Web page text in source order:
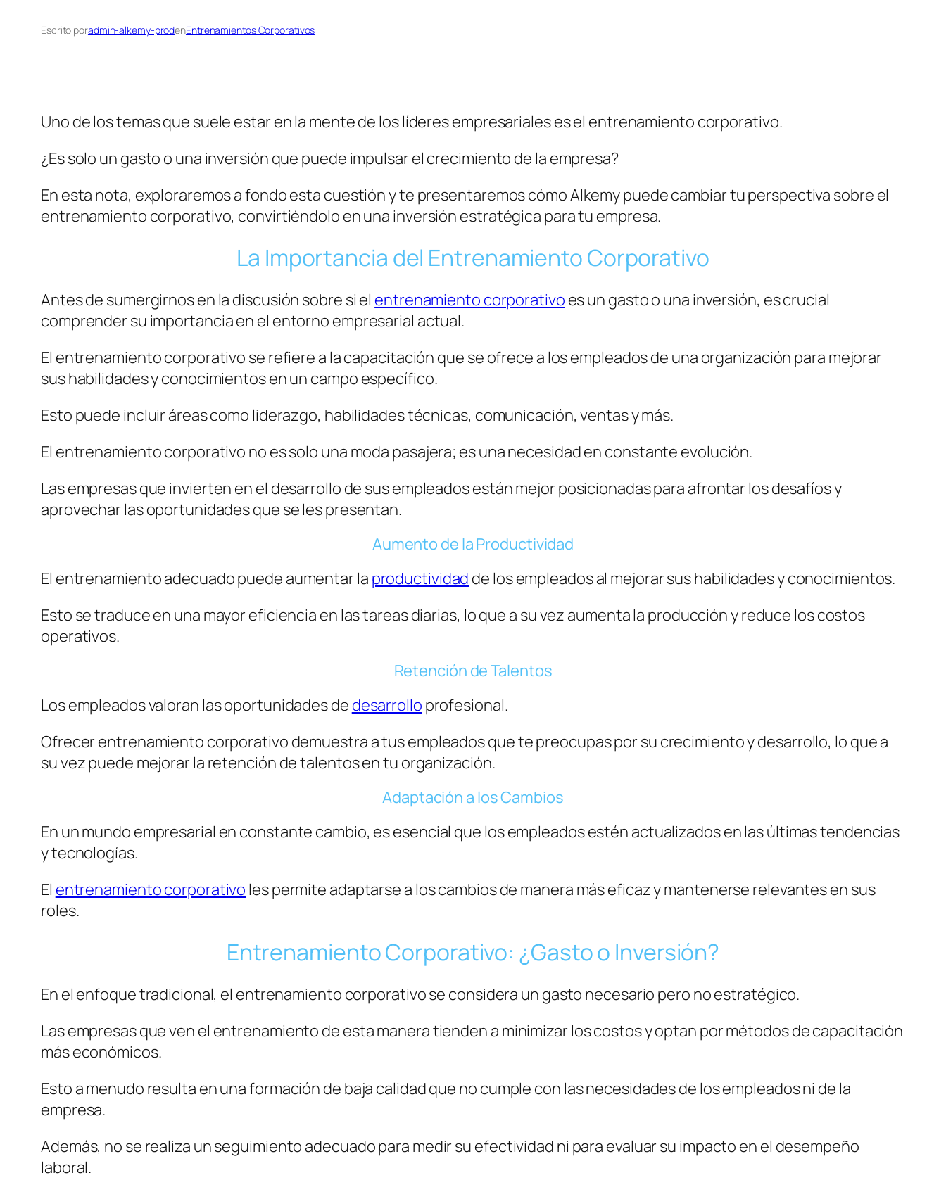
Escrito poradmin-alkemy-prodenEntrenamientos Corporativos
Uno de los temas que suele estar en la mente de los líderes empresariales es el entrenamiento corporativo.
¿Es solo un gasto o una inversión que puede impulsar el crecimiento de la empresa?
En esta nota, exploraremos a fondo esta cuestión y te presentaremos cómo Alkemy puede cambiar tu perspectiva sobre el
entrenamiento corporativo, convirtiéndolo en una inversión estratégica para tu empresa.
La Importancia del Entrenamiento Corporativo
Antes de sumergirnos en la discusión sobre si el entrenamiento corporativo es un gasto o una inversión, es crucial
comprender su importancia en el entorno empresarial actual.
El entrenamiento corporativo se refiere a la capacitación que se ofrece a los empleados de una organización para mejorar
sus habilidades y conocimientos en un campo específico.
Esto puede incluir áreas como liderazgo, habilidades técnicas, comunicación, ventas y más.
El entrenamiento corporativo no es solo una moda pasajera; es una necesidad en constante evolución.
Las empresas que invierten en el desarrollo de sus empleados están mejor posicionadas para afrontar los desafíos y
aprovechar las oportunidades que se les presentan.
Aumento de la Productividad
El entrenamiento adecuado puede aumentar la productividad de los empleados al mejorar sus habilidades y conocimientos.
Esto se traduce en una mayor eficiencia en las tareas diarias, lo que a su vez aumenta la producción y reduce los costos
operativos.
Retención de Talentos
Los empleados valoran las oportunidades de desarrollo profesional.
Ofrecer entrenamiento corporativo demuestra a tus empleados que te preocupas por su crecimiento y desarrollo, lo que a
su vez puede mejorar la retención de talentos en tu organización.
Adaptación a los Cambios
En un mundo empresarial en constante cambio, es esencial que los empleados estén actualizados en las últimas tendencias
y tecnologías.
El entrenamiento corporativo les permite adaptarse a los cambios de manera más eficaz y mantenerse relevantes en sus
roles.
Entrenamiento Corporativo: ¿Gasto o Inversión?
En el enfoque tradicional, el entrenamiento corporativo se considera un gasto necesario pero no estratégico.
Las empresas que ven el entrenamiento de esta manera tienden a minimizar los costos y optan por métodos de capacitación
más económicos.
Esto a menudo resulta en una formación de baja calidad que no cumple con las necesidades de los empleados ni de la
empresa.
Además, no se realiza un seguimiento adecuado para medir su efectividad ni para evaluar su impacto en el desempeño
laboral.